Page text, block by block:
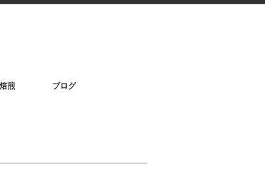
煎 ブログ